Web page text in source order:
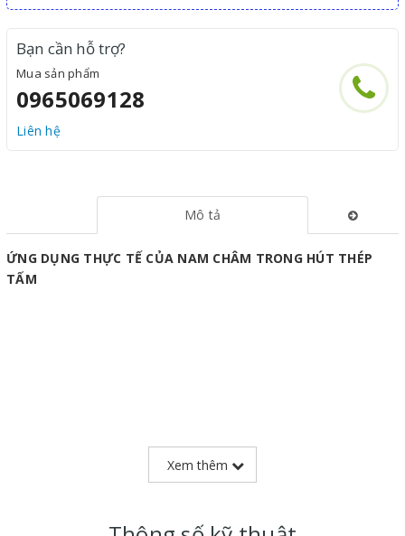
Bạn cần hỗ trợ?
Mua sản phẩm
0965069128
Liên hệ
Mô tả
ỨNG DỤNG THỰC TẾ CỦA NAM CHÂM TRONG HÚT THÉP
TẤM
Xem thêm